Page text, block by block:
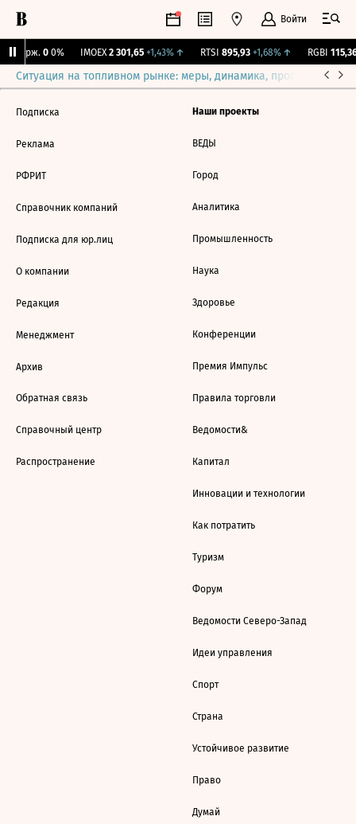
Войти
Бирж. 0 0% IMOEX 2 301,65 +1,43%↑ RTSI 895,93 +1,68%↑ RGBI 115,36
Ситуация на топливном рынке: меры, динамика, прогнозы
Подписка
Реклама
РФРИТ
Справочник компаний
Подписка для юр.лиц
О компании
Редакция
Менеджмент
Архив
Обратная связь
Справочный центр
Распространение
Наши проекты
ВЕДЫ
Город
Аналитика
Промышленность
Наука
Здоровье
Конференции
Премия Импульс
Правила торговли
Ведомости&
Капитал
Инновации и технологии
Как потратить
Туризм
Форум
Ведомости Северо-Запад
Идеи управления
Спорт
Страна
Устойчивое развитие
Право
Думай